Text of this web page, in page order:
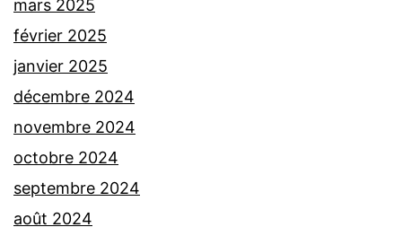
mars 2025
février 2025
janvier 2025
décembre 2024
novembre 2024
octobre 2024
septembre 2024
août 2024